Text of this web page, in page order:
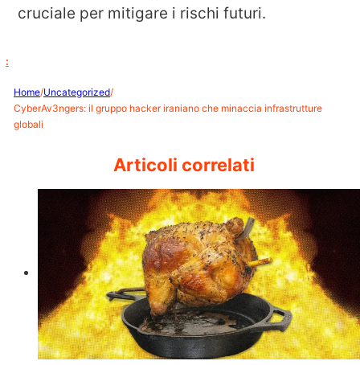
cruciale per mitigare i rischi futuri.
:
Home/Uncategorized/
CyberAv3ngers: il gruppo hacker iraniano che minaccia infrastrutture
globali
Articoli correlati